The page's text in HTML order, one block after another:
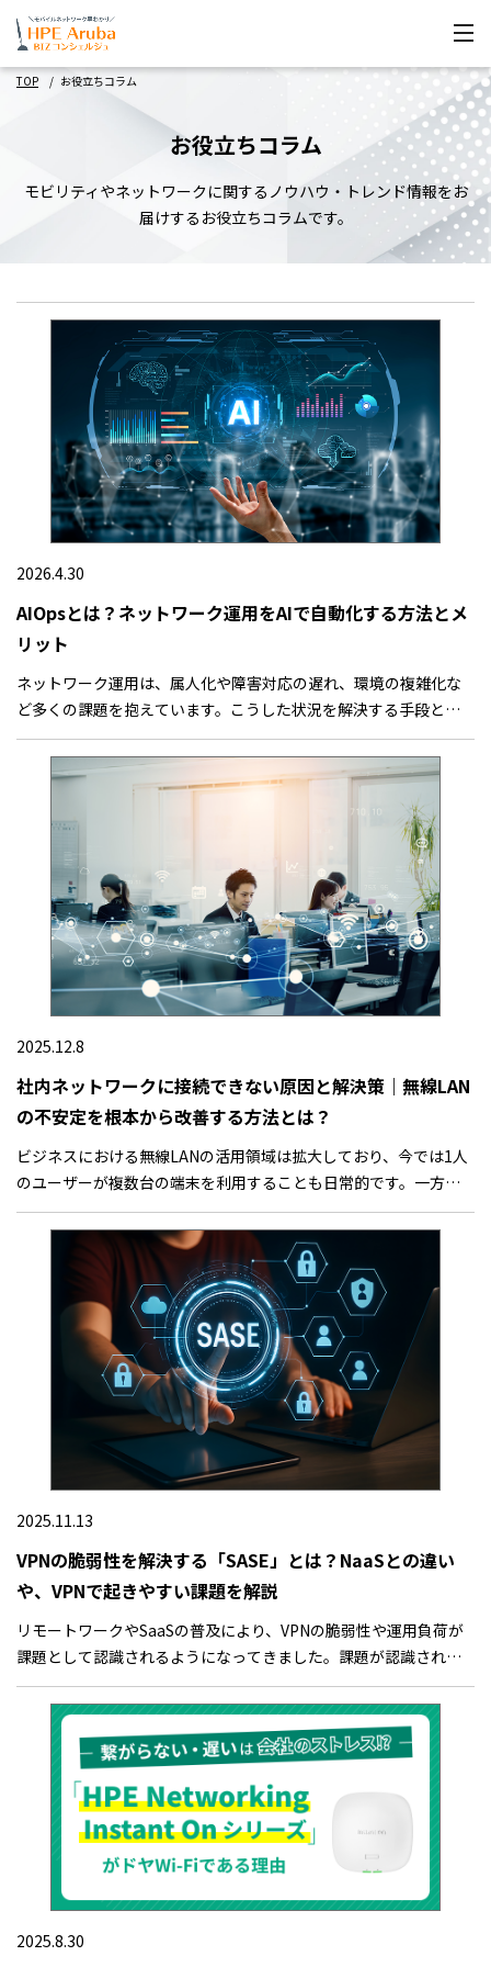
TOP お役立ちコラム
お役立ちコラム
モビリティやネットワークに関するノウハウ・トレンド情報をお
届けするお役立ちコラムです。
2026.4.30
AIOpsとは？ネットワーク運用をAIで自動化する方法とメ
リット
ネットワーク運用は、属人化や障害対応の遅れ、環境の複雑化な
ど多くの課題を抱えています。こうした状況を解決する手段とし
て注目されているのがAIOpsです。本記事では、AIOpsの基本概念
からネットワーク運用における活用方法、導入メリットまでをわ
かりやすく解説します。
2025.12.8
社内ネットワークに接続できない原因と解決策｜無線LAN
の不安定を根本から改善する方法とは？
ビジネスにおける無線LANの活用領域は拡大しており、今では1人
のユーザーが複数台の端末を利用することも日常的です。一方、
社内ネットワークがつながらない、遅い、切れやすいなどのトラ
ブルも増加傾向にあります。表面化する事象の大半は「つながら
ない」「不安定」などに集約されますが、原因はさまざまで、時
には意外なものが障害を引き起こす要因となる場合もあります。
本記事では、ネットワークがつながりにくくなるよくある原因と
解決策に加え、見落とされがちな原因をトラブル事例とともに紹
介します。円滑なネットワーク環境を構築したいとお考えの方は
ぜひご覧ください。
2025.11.13
VPNの脆弱性を解決する「SASE」とは？NaaSとの違い
や、VPNで起きやすい課題を解説
リモートワークやSaaSの普及により、VPNの脆弱性や運用負荷が
課題として認識されるようになってきました。課題が認識されて
いる一方で、具体的なセキュリティ強化策が明確になっていない
のが現状です。そのため、多くの企業では依然として従来の境界
防御やVPNに依存し続けています。本記事では、VPNの課題を解決
できるSASE（Secure Access Service Edge）を、
NaaS（Network as a Service）との違いや、SASEの導入メリット
とともに解説します。
2025.8.30